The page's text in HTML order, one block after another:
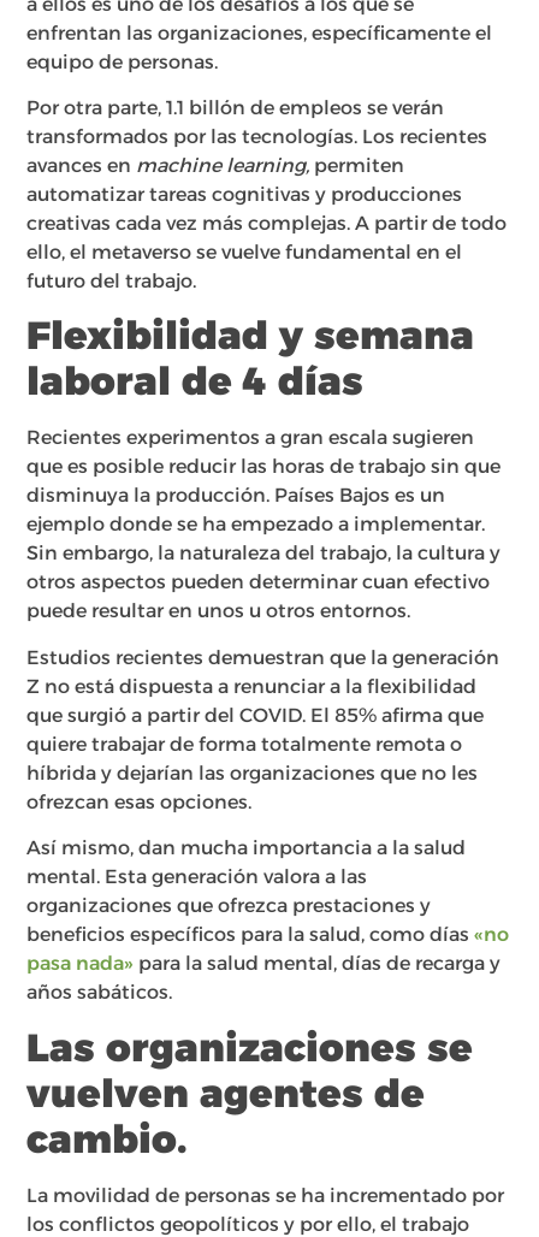
enfrentan las organizaciones, específicamente el
equipo de personas.
Por otra parte, 1.1 billón de empleos se verán
transformados por las tecnologías. Los recientes
avances en machine learning, permiten
automatizar tareas cognitivas y producciones
creativas cada vez más complejas. A partir de todo
ello, el metaverso se vuelve fundamental en el
futuro del trabajo.
Flexibilidad y semana
laboral de 4 días
Recientes experimentos a gran escala sugieren
que es posible reducir las horas de trabajo sin que
disminuya la producción. Países Bajos es un
ejemplo donde se ha empezado a implementar.
Sin embargo, la naturaleza del trabajo, la cultura y
otros aspectos pueden determinar cuan efectivo
puede resultar en unos u otros entornos.
Estudios recientes demuestran que la generación
Z no está dispuesta a renunciar a la flexibilidad
que surgió a partir del COVID. El 85% afirma que
quiere trabajar de forma totalmente remota o
híbrida y dejarían las organizaciones que no les
ofrezcan esas opciones.
Así mismo, dan mucha importancia a la salud
mental. Esta generación valora a las
organizaciones que ofrezca prestaciones y
beneficios específicos para la salud, como días«no
pasa nada» para la salud mental, días de recarga y
años sabáticos.
Las organizaciones se
vuelven agentes de
cambio.
La movilidad de personas se ha incrementado por
los conflictos geopolíticos y por ello, el trabajo